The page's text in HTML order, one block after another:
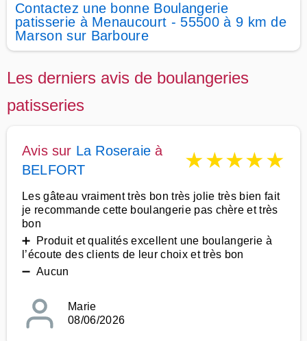
Contactez une bonne Boulangerie
patisserie à Menaucourt - 55500 à 9 km de
Marson sur Barboure
Les derniers avis de boulangeries
patisseries
Avis sur La Roseraie à
BELFORT
★★★★★
Les gâteau vraiment très bon très jolie très bien fait
je recommande cette boulangerie pas chère et très
bon
➕ Produit et qualités excellent une boulangerie à
l’écoute des clients de leur choix et très bon
➖ Aucun
Marie
08/06/2026